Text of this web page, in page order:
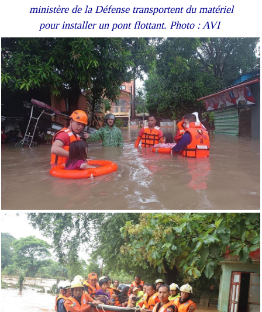
ministère de la Défense transportent du matériel
pour installer un pont flottant. Photo : AVI